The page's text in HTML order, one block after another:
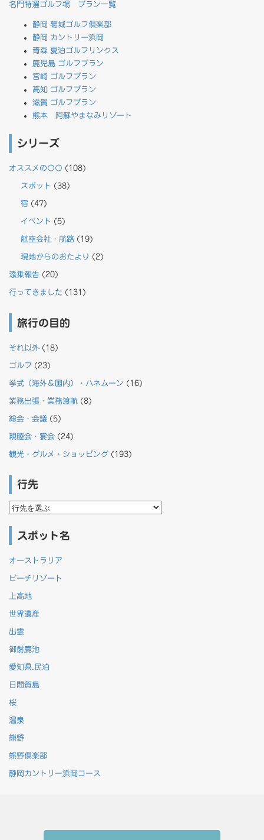
名門特選ゴルフ場 プラン一覧
静岡 葛城ゴルフ倶楽部
静岡 カントリー浜岡
青森 夏泊ゴルフリンクス
鹿児島 ゴルフプラン
宮崎 ゴルフプラン
高知 ゴルフプラン
滋賀 ゴルフプラン
熊本 阿蘇やまなみリゾート
シリーズ
オススメの〇〇 (108)
スポット (38)
宿(47)
イベント (5)
航空会社・航路(19)
現地からのおたより (2)
添乗報告 (20)
行ってきました (131)
旅行の目的
それ以外 (18)
ゴルフ (23)
挙式（海外＆国内）・ハネムーン (16)
業務出張・業務渡航 (8)
総会・会議 (5)
親睦会・宴会 (24)
観光・グルメ・ショッピング (193)
行先
行
スポット名
オーストラリア
ビーチリゾート
上高地
世界遺産
出雲
御射鹿池
愛知県.民泊
日間賀島
桜
温泉
熊野
熊野倶楽部
静岡カントリー浜岡コース